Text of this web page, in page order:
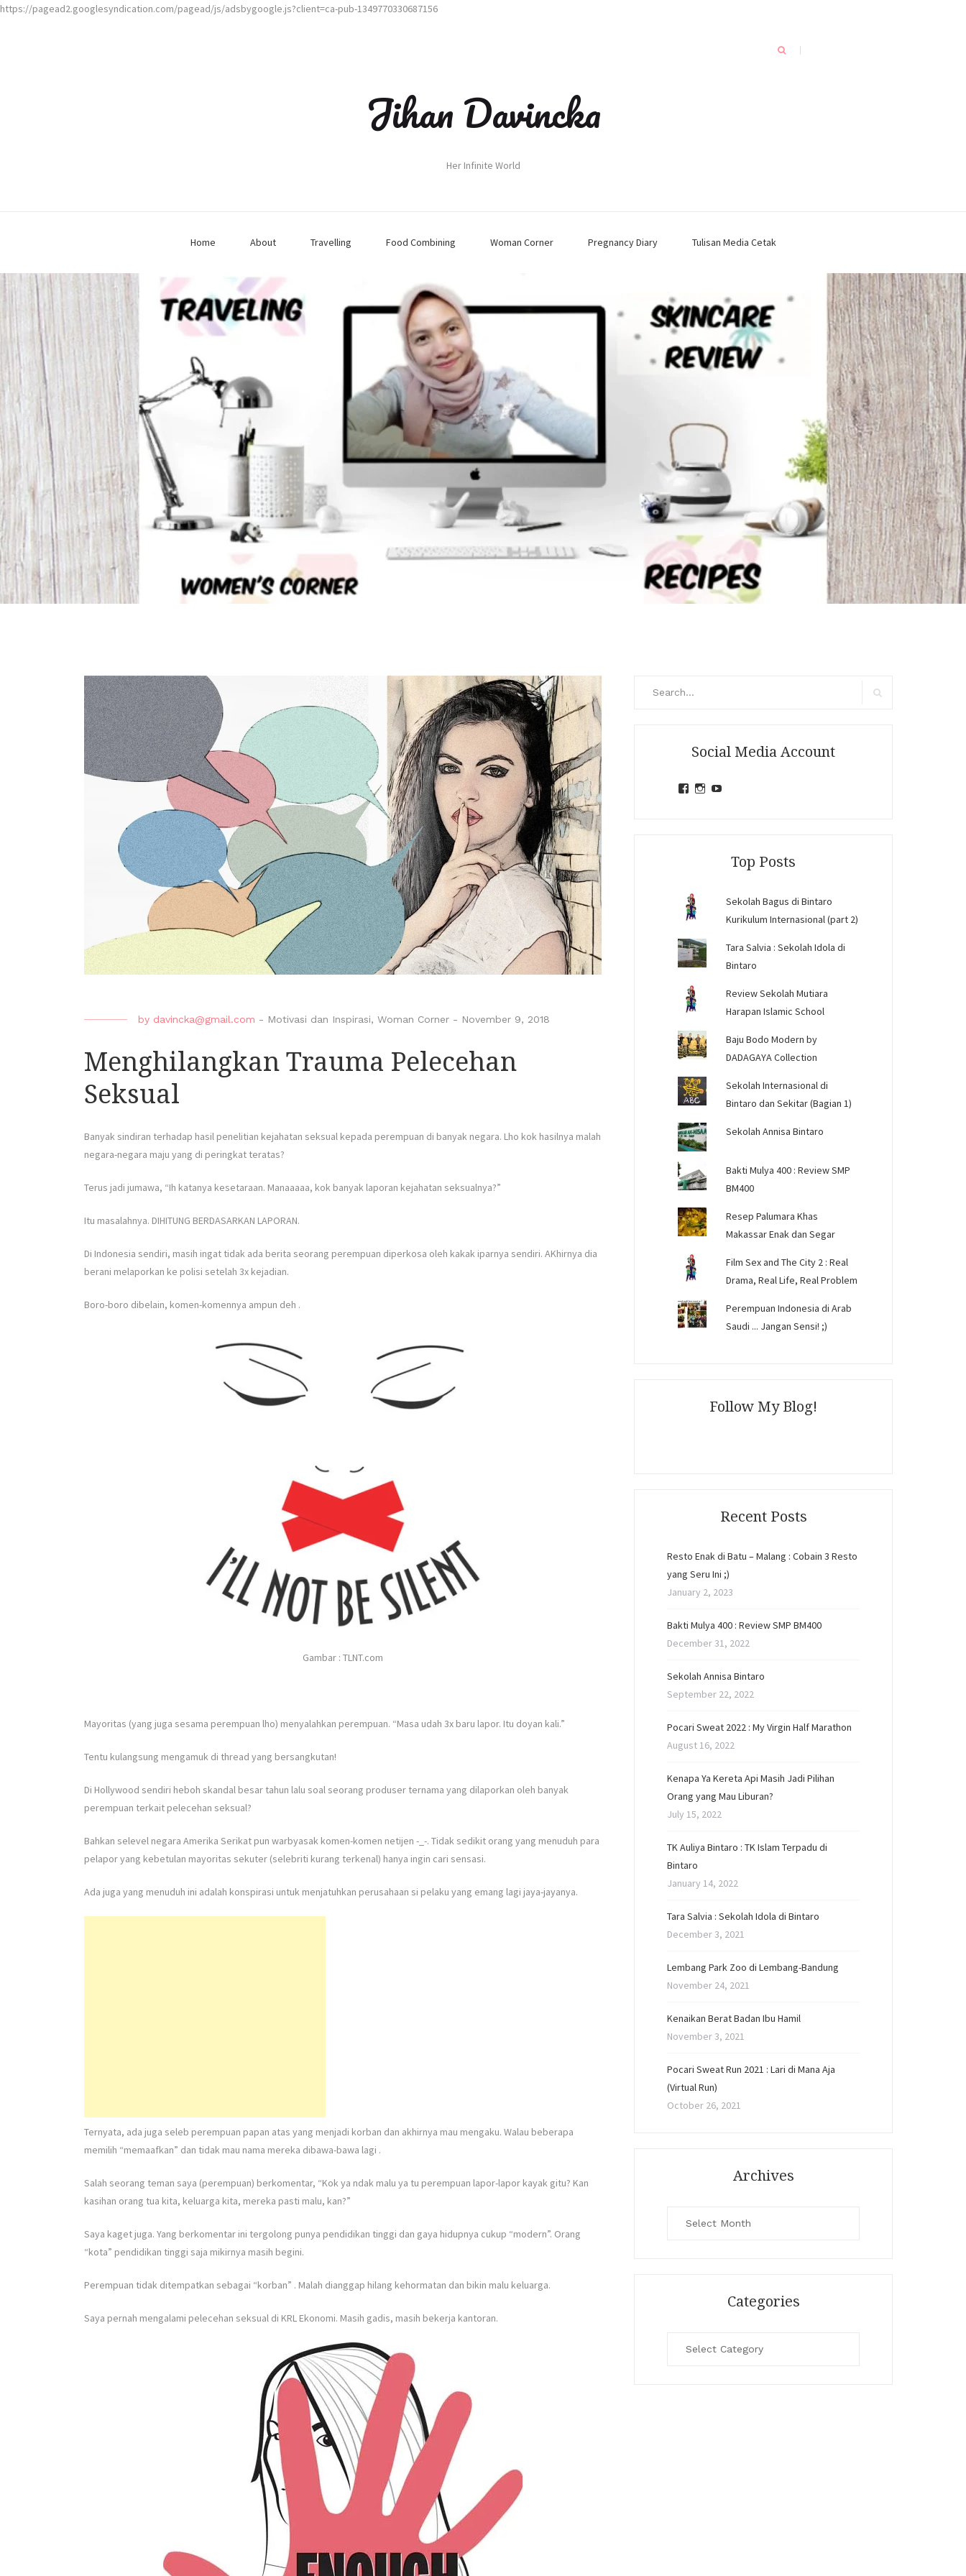
https://pagead2.googlesyndication.com/pagead/js/adsbygoogle.js?client=ca-pub-1349770330687156
Jihan Davincka
Her Infinite World
Home About Travelling Food Combining Woman Corner Pregnancy Diary Tulisan Media Cetak
by davincka@gmail.com - Motivasi dan Inspirasi, Woman Corner - November 9, 2018
Menghilangkan Trauma Pelecehan
Seksual
Banyak sindiran terhadap hasil penelitian kejahatan seksual kepada perempuan di banyak negara. Lho kok hasilnya malah
negara-negara maju yang di peringkat teratas?
Terus jadi jumawa, “Ih katanya kesetaraan. Manaaaaa, kok banyak laporan kejahatan seksualnya?”
Itu masalahnya. DIHITUNG BERDASARKAN LAPORAN.
Di Indonesia sendiri, masih ingat tidak ada berita seorang perempuan diperkosa oleh kakak iparnya sendiri. AKhirnya dia
berani melaporkan ke polisi setelah 3x kejadian.
Boro-boro dibelain, komen-komennya ampun deh .
Gambar : TLNT.com
Mayoritas (yang juga sesama perempuan lho) menyalahkan perempuan. “Masa udah 3x baru lapor. Itu doyan kali.”
Tentu kulangsung mengamuk di thread yang bersangkutan!
Di Hollywood sendiri heboh skandal besar tahun lalu soal seorang produser ternama yang dilaporkan oleh banyak
perempuan terkait pelecehan seksual?
Bahkan selevel negara Amerika Serikat pun warbyasak komen-komen netijen -_-. Tidak sedikit orang yang menuduh para
pelapor yang kebetulan mayoritas sekuter (selebriti kurang terkenal) hanya ingin cari sensasi.
Ada juga yang menuduh ini adalah konspirasi untuk menjatuhkan perusahaan si pelaku yang emang lagi jaya-jayanya.
Ternyata, ada juga seleb perempuan papan atas yang menjadi korban dan akhirnya mau mengaku. Walau beberapa
memilih “memaafkan” dan tidak mau nama mereka dibawa-bawa lagi .
Salah seorang teman saya (perempuan) berkomentar, “Kok ya ndak malu ya tu perempuan lapor-lapor kayak gitu? Kan
kasihan orang tua kita, keluarga kita, mereka pasti malu, kan?”
Saya kaget juga. Yang berkomentar ini tergolong punya pendidikan tinggi dan gaya hidupnya cukup “modern”. Orang
“kota” pendidikan tinggi saja mikirnya masih begini.
Perempuan tidak ditempatkan sebagai “korban” . Malah dianggap hilang kehormatan dan bikin malu keluarga.
Saya pernah mengalami pelecehan seksual di KRL Ekonomi. Masih gadis, masih bekerja kantoran.
Social Media Account
ViewView
Top Posts
Sekolah Bagus di Bintaro
Kurikulum Internasional (part 2)
Tara Salvia : Sekolah Idola di
Bintaro
Review Sekolah Mutiara
Harapan Islamic School
Baju Bodo Modern by
DADAGAYA Collection
Sekolah Internasional di
Bintaro dan Sekitar (Bagian 1)
Sekolah Annisa Bintaro
Bakti Mulya 400 : Review SMP
BM400
Resep Palumara Khas
Makassar Enak dan Segar
Film Sex and The City 2 : Real
Drama, Real Life, Real Problem
Perempuan Indonesia di Arab
Saudi ... Jangan Sensi! ;)
Follow My Blog!
Recent Posts
Resto Enak di Batu – Malang : Cobain 3 Resto
yang Seru Ini ;)
January 2, 2023
Bakti Mulya 400 : Review SMP BM400
December 31, 2022
Sekolah Annisa Bintaro
September 22, 2022
Pocari Sweat 2022 : My Virgin Half Marathon
August 16, 2022
Kenapa Ya Kereta Api Masih Jadi Pilihan
Orang yang Mau Liburan?
July 15, 2022
TK Auliya Bintaro : TK Islam Terpadu di
Bintaro
January 14, 2022
Tara Salvia : Sekolah Idola di Bintaro
December 3, 2021
Lembang Park Zoo di Lembang-Bandung
November 24, 2021
Kenaikan Berat Badan Ibu Hamil
November 3, 2021
Pocari Sweat Run 2021 : Lari di Mana Aja
(Virtual Run)
October 26, 2021
Archives
Categories